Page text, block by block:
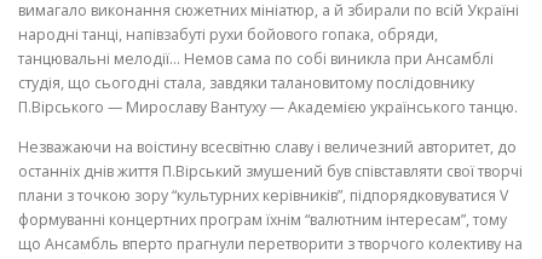
вимагало виконання сюжетних мініатюр, а й збирали по всій Україні
народні танці, напівзабуті рухи бойо­вого гопака, обряди,
танцювальні мелодії… Немов сама по собі виникла при Ансамблі
студія, що сьогодні стала, завдяки талановитому послідовни­ку
П.Вірського — Мирославу Вантуху — Академією українського танцю.
Незважаючи на воістину всесвітню славу і величезний авторитет, до
останніх днів життя П.Вірський змушений був співставляти свої творчі
плани з точкою зору “культурних керівників”, підпорядковуватися V
формуванні концертних програм їхнім “валютним інтересам”, тому
що Ансамбль вперто прагнули перетворити з творчого колективу на